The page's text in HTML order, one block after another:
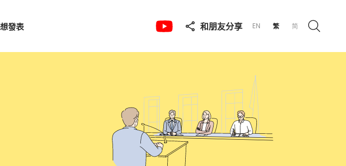
發表 和朋友分享 简
繁
EN